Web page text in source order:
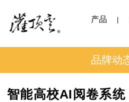
产品
品牌动
智能高校AI阅卷系